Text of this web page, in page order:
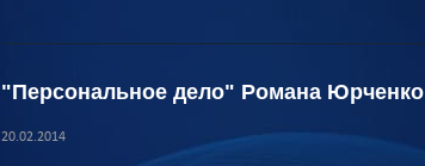
"Персональное дело" Романа Юрченко
20.02.2014